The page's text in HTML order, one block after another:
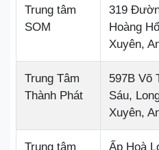
Trung tâm
SOM
319
Hoàng
Xuyên,
Trung Tâm
Thành Phát
597B Võ
Sáu,
Xuyên,
Trung tâm
Ấp Hoà